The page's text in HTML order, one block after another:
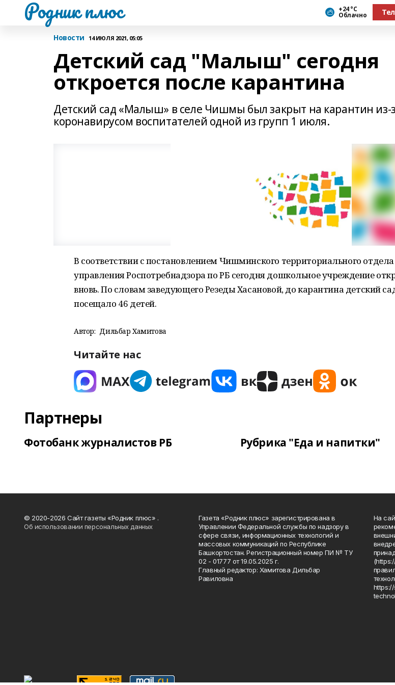
Родник плюс +24 °С
Облачно
Новости 14 ИЮЛЯ 2021, 05:05
Детский сад "Малыш" сегодня
откроется после карантина
Детский сад «Малыш» в селе Чишмы был закрыт на карантин из-
коронавирусом воспитателей одной из групп 1 июля.
В соответствии с постановлением Чишминского территориального отдела
управления Роспотребнадзора по РБ сегодня дошкольное учреждение
вновь. По словам заведующего Резеды Хасановой, до карантина детский
посещало 46 детей.
Автор: Дильбар Хамитова
Читайте нас
Партнеры
Фотобанк журналистов РБ Рубрика "Еда и напитки"
© 2020-2026 Сайт газеты «Родник плюс» .
Об использовании персональных данных
Газета «Родник плюс» зарегистрирована в
Управлении Федеральной службы по надзору в
сфере связи, информационных технологий и
массовых коммуникаций по Республике
Башкортостан. Регистрационный номер ПИ № ТУ
02 - 01777 от 19.05.2025 г.
Главный редактор: Хамитова Дильбар
Равиловна
На